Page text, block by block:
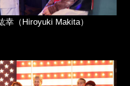
幸（Hiroyuki Makita）